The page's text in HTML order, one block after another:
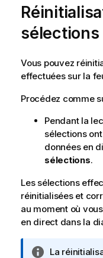
a
i
n
s
sélections
Vous pouvez
effectuées sur la
Procédez comme
Pendant la
sélections
données en
sélections.
Les sélections
réinitialisées et
au moment où
en direct dans la
N
La